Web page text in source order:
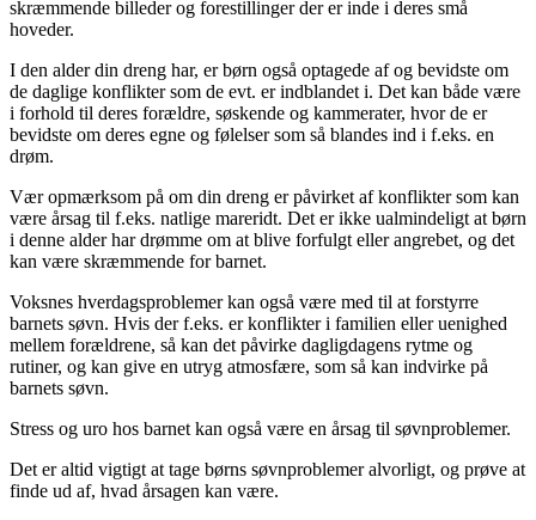
skræmmende billeder og forestillinger der er inde i deres små
hoveder.
I den alder din dreng har, er børn også optagede af og bevidste om
de daglige konflikter som de evt. er indblandet i. Det kan både være
i forhold til deres forældre, søskende og kammerater, hvor de er
bevidste om deres egne og følelser som så blandes ind i f.eks. en
drøm.
Vær opmærksom på om din dreng er påvirket af konflikter som kan
være årsag til f.eks. natlige mareridt. Det er ikke ualmindeligt at børn
i denne alder har drømme om at blive forfulgt eller angrebet, og det
kan være skræmmende for barnet.
Voksnes hverdagsproblemer kan også være med til at forstyrre
barnets søvn. Hvis der f.eks. er konflikter i familien eller uenighed
mellem forældrene, så kan det påvirke dagligdagens rytme og
rutiner, og kan give en utryg atmosfære, som så kan indvirke på
barnets søvn.
Stress og uro hos barnet kan også være en årsag til søvnproblemer.
Det er altid vigtigt at tage børns søvnproblemer alvorligt, og prøve at
finde ud af, hvad årsagen kan være.